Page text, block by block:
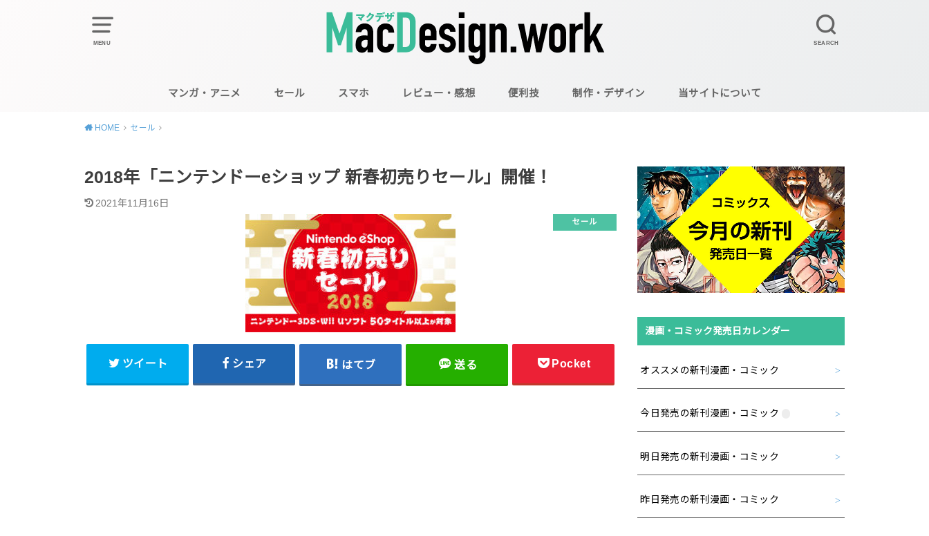
MENU SEARCH
マンガ・アニメ セール スマホ レビュー・感想 便利技 制作・デザイン 当サイトについて
HOME セール
2018年「ニンテンドーeショップ 新春初売りセール」開催！
2021年11月16日
セール
ツイート シェア はてブ 送る Pocket
漫画・コミック発売日カレンダー
オススメの新刊漫画・コミック
今日発売の新刊漫画・コミック
明日発売の新刊漫画・コミック
昨日発売の新刊漫画・コミック